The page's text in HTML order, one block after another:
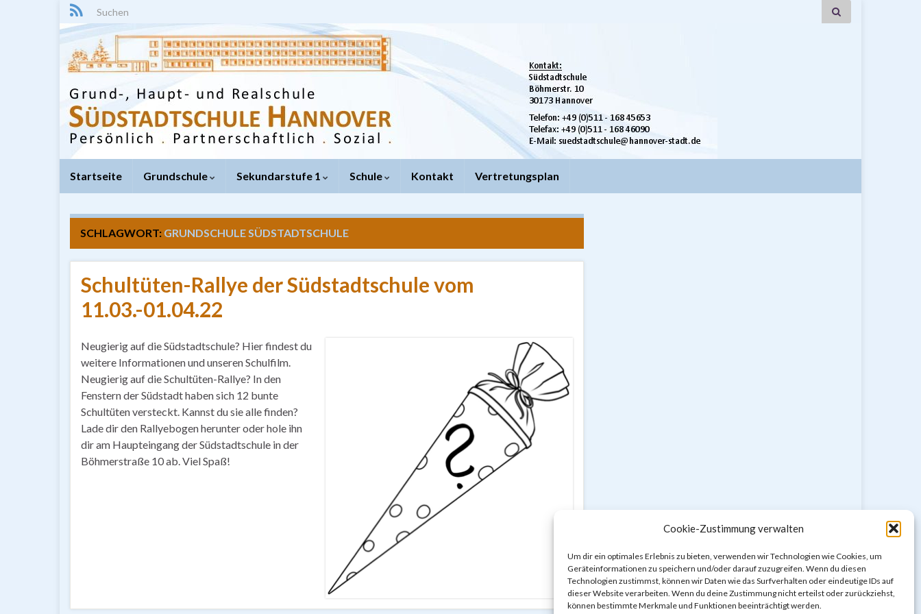
Cookie-Zustimmung verwalten
Um dir ein optimales Erlebnis zu bieten, verwenden wir Technologien wie Cookies, um
Geräteinformationen zu speichern und/oder darauf zuzugreifen. Wenn du diesen
Technologien zustimmst, können wir Daten wie das Surfverhalten oder eindeutige IDs auf
dieser Website verarbeiten. Wenn du deine Zustimmung nicht erteilst oder zurückziehst,
können bestimmte Merkmale und Funktionen beeinträchtigt werden.
Search for:
Startseite Grundschule Sekundarstufe 1 Schule Kontakt Vertretungsplan
SCHLAGWORT: GRUNDSCHULE SÜDSTADTSCHULE
Schultüten-Rallye der Südstadtschule vom
11.03.-01.04.22
Neugierig auf die Südstadtschule? Hier findest du
weitere Informationen und unseren Schulfilm.
Neugierig auf die Schultüten-Rallye? In den
Fenstern der Südstadt haben sich 12 bunte
Schultüten versteckt. Kannst du sie alle finden?
Lade dir den Rallyebogen herunter oder hole ihn
dir am Haupteingang der Südstadtschule in der
Böhmerstraße 10 ab. Viel Spaß!